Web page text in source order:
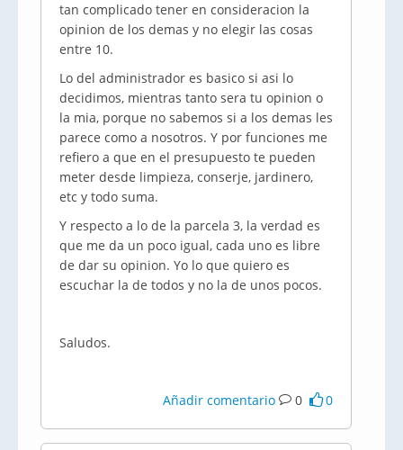
tan complicado tener en consideracion la
opinion de los demas y no elegir las cosas
entre 10.
Lo del administrador es basico si asi lo
decidimos, mientras tanto sera tu opinion o
la mia, porque no sabemos si a los demas les
parece como a nosotros. Y por funciones me
refiero a que en el presupuesto te pueden
meter desde limpieza, conserje, jardinero,
etc y todo suma.
Y respecto a lo de la parcela 3, la verdad es
que me da un poco igual, cada uno es libre
de dar su opinion. Yo lo que quiero es
escuchar la de todos y no la de unos pocos.
Saludos.
Añadir comentario 0 0